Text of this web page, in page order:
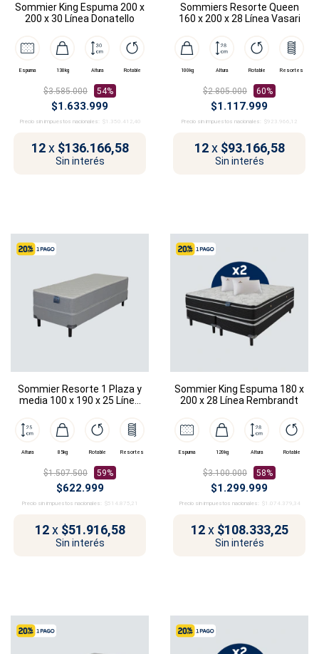
Sommier King Espuma 200 x
200 x 30 Línea Donatello
Espuma 130kg Altura Rotable
$3.585.000 54%
$1.633.999
Precio sin impuestos nacionales: $1.350.412,40
12 x $136.166,58
Sin interés
Sommiers Resorte Queen
160 x 200 x 28 Línea Vasari
100kg Altura Rotable Resortes
$2.805.000 60%
$1.117.999
Precio sin impuestos nacionales: $923.966,12
12 x $93.166,58
Sin interés
Sommier Resorte 1 Plaza y
media 100 x 190 x 25 Línea
Altura 85kg Rotable Resortes
$1.507.500 59%
$622.999
Precio sin impuestos nacionales: $514.875,21
12 x $51.916,58
Sin interés
Sommier King Espuma 180 x
200 x 28 Línea Rembrandt
Espuma 120kg Altura Rotable
$3.100.000 58%
$1.299.999
Precio sin impuestos nacionales: $1.074.379,34
12 x $108.333,25
Sin interés